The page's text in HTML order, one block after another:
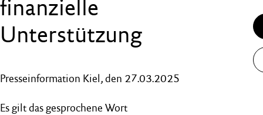
finanzielle
Unterstützung
Presseinformation Kiel, den 27.03.2025
Es gilt das gesprochene Wort